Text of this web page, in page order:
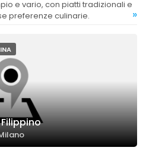
preferenze culinarie.
»